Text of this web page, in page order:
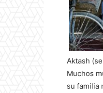
Aktash
Muchos
su familia